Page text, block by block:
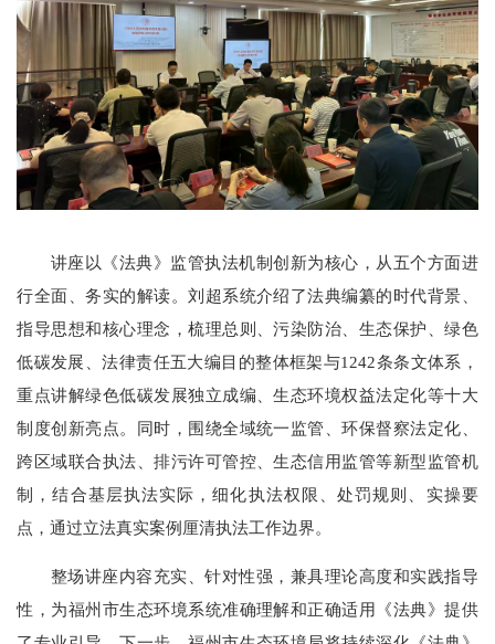
讲座以《法典》监管执法机制创新为核心，从五个方面进
行全面、务实的解读。刘超系统介绍了法典编纂的时代背景、
指导思想和核心理念，梳理总则、污染防治、生态保护、绿色
低碳发展、法律责任五大编目的整体框架与1242条条文体系，
重点讲解绿色低碳发展独立成编、生态环境权益法定化等十大
制度创新亮点。同时，围绕全域统一监管、环保督察法定化、
跨区域联合执法、排污许可管控、生态信用监管等新型监管机
制，结合基层执法实际，细化执法权限、处罚规则、实操要
点，通过立法真实案例厘清执法工作边界。
整场讲座内容充实、针对性强，兼具理论高度和实践指导
性，为福州市生态环境系统准确理解和正确适用《法典》提供